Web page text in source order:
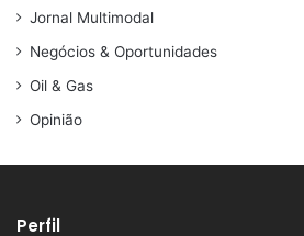
Jornal Multimodal
Negócios & Oportunidades
Oil & Gas
Opinião
Perfil